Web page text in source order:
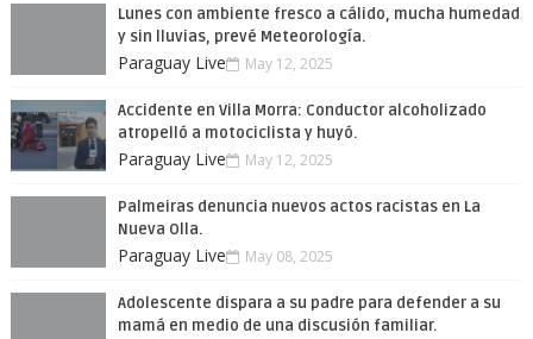
Lunes con ambiente fresco a cálido, mucha humedad
y sin lluvias, prevé Meteorología.
Paraguay Live May 12, 2025
Accidente en Villa Morra: Conductor alcoholizado
atropelló a motociclista y huyó.
Paraguay Live May 12, 2025
Palmeiras denuncia nuevos actos racistas en La
Nueva Olla.
Paraguay Live May 08, 2025
Adolescente dispara a su padre para defender a su
mamá en medio de una discusión familiar.